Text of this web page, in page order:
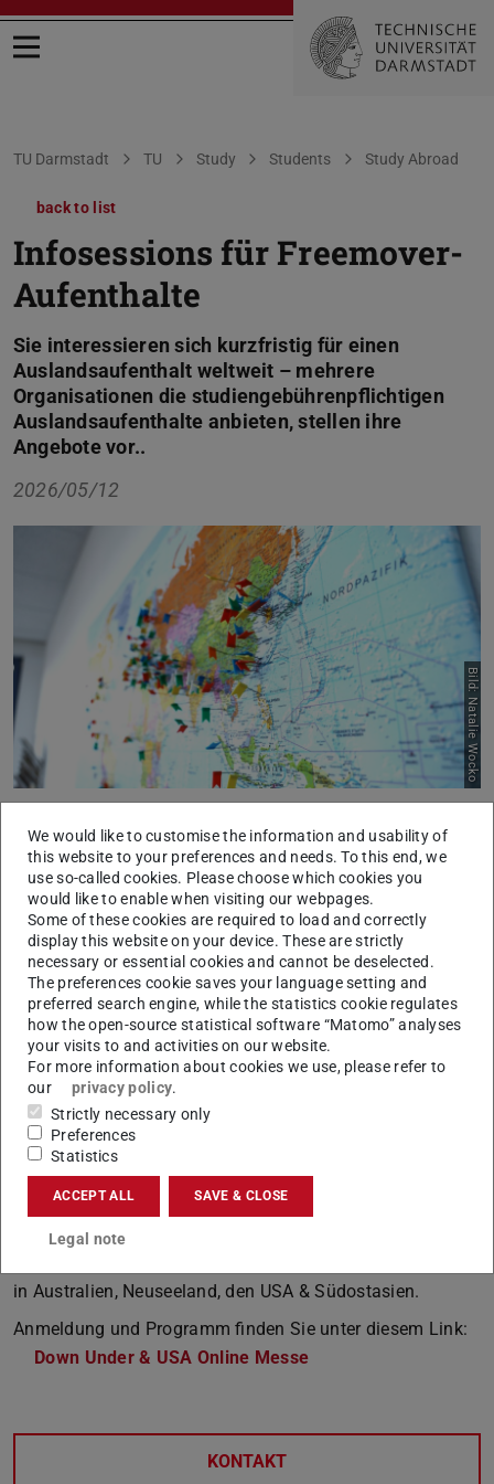
Open menu
You are here:
TU Darmstadt TU Study Students Study Abroad
back to list
Infosessions für Freemover-
Aufenthalte
Sie interessieren sich kurzfristig für einen
Auslandsaufenthalt weltweit – mehrere
Organisationen die studiengebührenpflichtigen
Auslandsaufenthalte anbieten, stellen ihre
Angebote vor..
2026/05/12
Bild: Natalie Wocko
World of Students
Die in Darmstadt ansässige World of Students bietet am
20.05. von 15-16 Uhreine Online-infosession für TU
Darmstadt Studierende an. Dort werden alle 70 weltweiten
Partner vorgestellt und verschiedene Freemover-Optionen
erläutert.
Über den
Teams-Linkkönnen Sie direkt an der
Veranstaltung teilnehmen. Bei Fragen dazu wenden Sie
sich gerne direkt an World of Students:
https://worldofstudents.org/
GOstralia!-GOmerica!
Der Spezialist für Australien bietet am
Down Under & USA Online-Messe an. An zwei Messetagen
informieren sie zusammen mit mehr als 30 Universitäten
in Australien, Neuseeland, den USA & Südostasien.
Anmeldung und Programm finden Sie unter diesem Link:
Down Under & USA Online Messe
KONTAKT
We would like to customise the information and usability of
this website to your preferences and needs. To this end, we
use so-called cookies. Please choose which cookies you
would like to enable when visiting our webpages.
Some of these cookies are required to load and correctly
display this website on your device. These are strictly
necessary or essential cookies and cannot be deselected.
The preferences cookie saves your language setting and
preferred search engine, while the statistics cookie regulates
how the open-source statistical software “Matomo” analyses
your visits to and activities on our website.
For more information about cookies we use, please refer to
our
privacy policy.
Strictly necessary only
Preferences
Statistics
ACCEPT ALL SAVE & CLOSE
Legal note